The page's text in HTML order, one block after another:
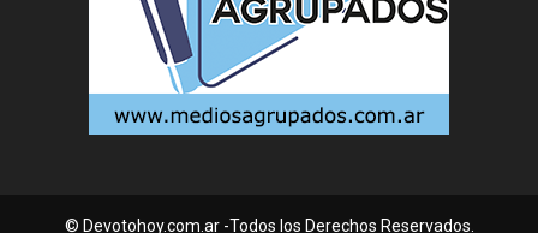
© Devotohoy.com.ar -Todos los Derechos Reservados.